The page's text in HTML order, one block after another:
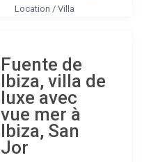
Location /Villa
Fuente de
Ibiza, villa de
luxe avec
vue mer à
Ibiza, San
Jor